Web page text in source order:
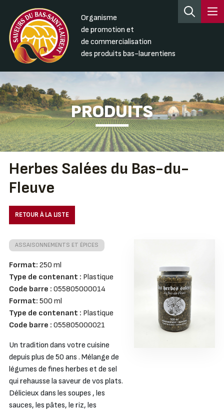
Organisme
de promotion et
de commercialisation
des produits bas-laurentiens
PRODUITS
Herbes Salées du Bas-du-
Fleuve
RETOUR À LA LISTE
ASSAISONNEMENTS ET ÉPICES
Format: 250 ml
Type de contenant : Plastique
Code barre : 055805000014
Format: 500 ml
Type de contenant : Plastique
Code barre : 055805000021
Un tradition dans votre cuisine
depuis plus de 50 ans . Mélange de
légumes de fines herbes et de sel
qui rehausse la saveur de vos plats.
Délicieux dans les soupes , les
sauces, les pâtes, le riz, les